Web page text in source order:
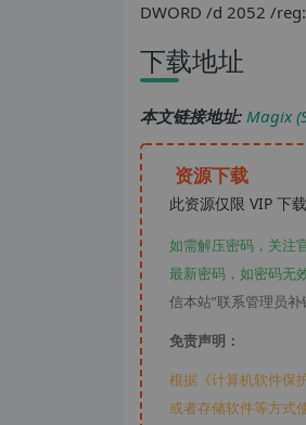
DWORD /d 2052 /
下载地址
本文链接地址: Magix
资源下载
此资源仅限 VIP 下
如需解压密码，关注
最新密码，如密码无
信本站”联系管理员
免责声明：
根据《计算机软件保
或者存储软件等方式